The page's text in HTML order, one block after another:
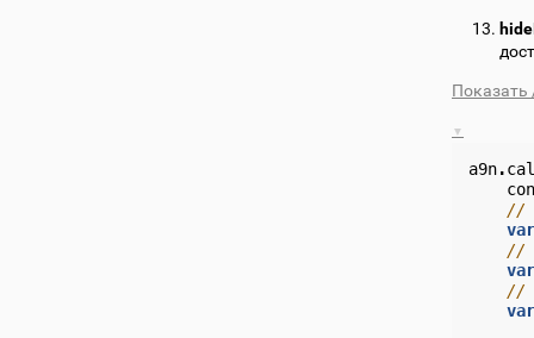
Показать
a9n.
//
var
//
var
//
var